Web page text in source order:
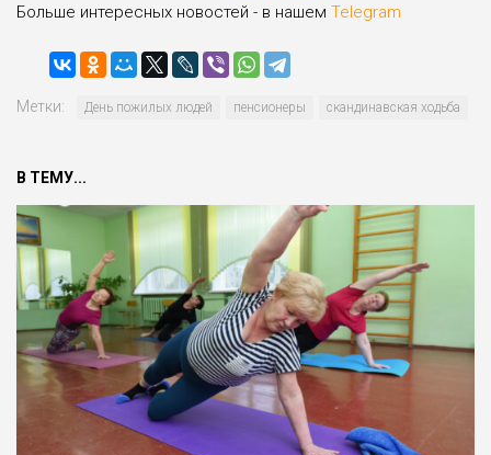
Больше интересных новостей - в нашем Telegram
Метки: День пожилых людей пенсионеры скандинавская ходьба
В ТЕМУ...